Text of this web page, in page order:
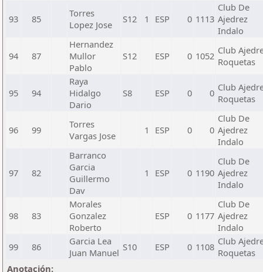
93 85
Torres
Lopez Jose
S12 1 ESP 0 1113
Club De
Ajedrez
Indalo
94 87
Hernandez
Mullor
Pablo
S12 ESP 0 1052 Club
Roquetas
95 94
Raya
Hidalgo
Dario
S8 ESP 0 0 Club
Roquetas
96 99
Torres
Vargas Jose
1 ESP 0 0
Club De
Ajedrez
Indalo
97 82
Barranco
Garcia
Guillermo
Dav
1 ESP 0 1190
Club De
Ajedrez
Indalo
98 83
Morales
Gonzalez
Roberto
ESP 0 1177
Club De
Ajedrez
Indalo
99
86
Garcia Lea
Juan Manuel S10 ESP 0 1108 Club
Roquetas
Anotación: